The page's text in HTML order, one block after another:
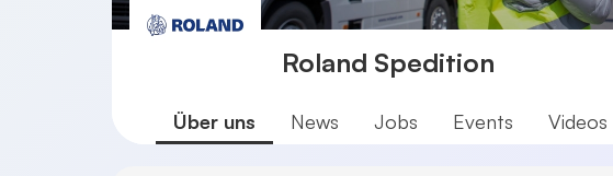
Roland Spedition
Über uns News Jobs Events Videos